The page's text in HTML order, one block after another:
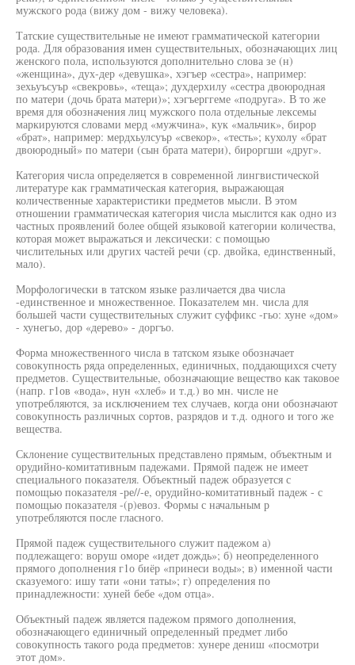
мужского рода (вижу дом - вижу человека).
Татские существительные не имеют грамматической категории
рода. Для образования имен существительных, обозначающих лиц
женского пола, используются дополнительно слова зе (н)
«женщина», дух-дер «девушка», хэгъер «сестра», например:
зехьуъсуър «свекровь», «теща»; духдерхилу «сестра двоюродная
по матери (дочь брата матери)»; хэгъерггеме «подруга». В то же
время для обозначения лиц мужского пола отдельные лексемы
маркируются словами мерд «мужчина», кук «мальчик», бирор
«брат», например: мердхьулсуър «свекор», «тесть»; кухолу «брат
двоюродный» по матери (сын брата матери), бироргши «друг».
Категория числа определяется в современной лингвистической
литературе как грамматическая категория, выражающая
количественные характеристики предметов мысли. В этом
отношении грамматическая категория числа мыслится как одно из
частных проявлений более общей языковой категории количества,
которая может выражаться и лексически: с помощью
числительных или других частей речи (ср. двойка, единственный,
мало).
Морфологически в татском языке различается два числа
-единственное и множественное. Показателем мн. числа для
большей части существительных служит суффикс -гьо: хуне «дом»
- хунегьо, дор «дерево» - доргъо.
Форма множественного числа в татском языке обозначает
совокупность ряда определенных, единичных, поддающихся счету
предметов. Существительные, обозначающие вещество как таковое
(напр. г1ов «вода», нун «хлеб» и т.д.) во мн. числе не
употребляются, за исключением тех случаев, когда они обозначают
совокупность различных сортов, разрядов и т.д. одного и того же
вещества.
Склонение существительных представлено прямым, объектным и
орудийно-комитативным падежами. Прямой падеж не имеет
специального показателя. Объектный падеж образуется с
помощью показателя -ре//-е, орудийно-комитативный падеж - с
помощью показателя -(р)евоз. Формы с начальным р
употребляются после гласного.
Прямой падеж существительного служит падежом а)
подлежащего: воруш оморе «идет дождь»; б) неопределенного
прямого дополнения г1о биёр «принеси воды»; в) именной части
сказуемого: ишу тати «они таты»; г) определения по
принадлежности: хуней бебе «дом отца».
Объектный падеж является падежом прямого дополнения,
обозначающего единичный определенный предмет либо
совокупность такого рода предметов: хунере дениш «посмотри
этот дом».